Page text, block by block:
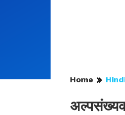
Home
अल्पसंख्यक